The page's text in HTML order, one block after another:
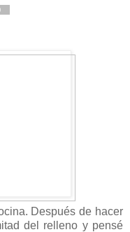
Después de hacer
del relleno y pensé